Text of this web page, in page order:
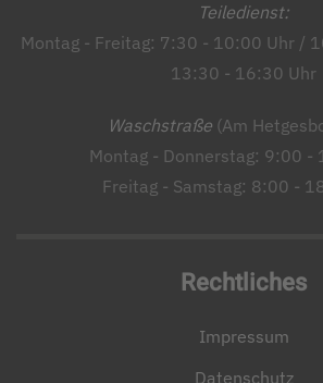
Teiledienst:
Montag - Freitag: 7:30 - 10:00 Uhr /
13:30 - 16:30 Uhr
Waschstraße(Am
Montag - Donnerstag: 9:00 -
Freitag - Samstag: 8:00 -
Rechtliches
Impressum
Datenschutz